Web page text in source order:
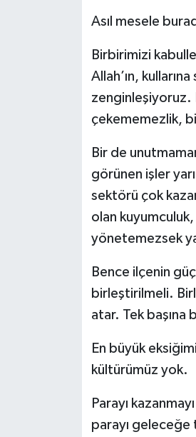
Asıl mesele
Birbirimizi
Allah’ın,
zenginleşiyoruz.
çekememezlik,
Bir de
görünen işler
sektörü çok
olan
yönetemezsek
Bence ilçenin
birleştirilmeli.
atar. Tek başına
En büyük
kültürümüz yok.
Parayı
parayı geleceğe